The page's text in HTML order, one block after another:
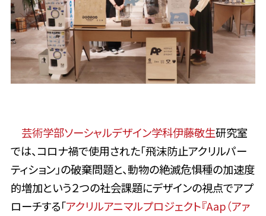
芸術学部ソーシャルデザイン学科伊藤敬生研究室
では、コロナ禍で使用された「飛沫防止アクリルパー
ティション」の破棄問題と、動物の絶滅危惧種の加速度
的増加という２つの社会課題にデザインの視点でアプ
ローチする「アクリルアニマルプロジェクト『Aap（アァ